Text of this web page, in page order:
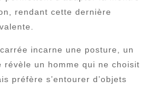
rendant cette dernière
incarne une posture, un
révèle un homme qui ne choisit
préfère s’entourer d’objets